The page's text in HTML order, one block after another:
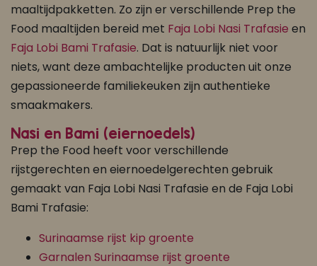
maaltijdpakketten. Zo zijn er verschillende Prep the
Food maaltijden bereid met Faja Lobi Nasi Trafasie en
Faja Lobi Bami Trafasie. Dat is natuurlijk niet voor
niets, want deze ambachtelijke producten uit onze
gepassioneerde familiekeuken zijn authentieke
smaakmakers.
Nasi en Bami (eiernoedels)
Prep the Food heeft voor verschillende
rijstgerechten en eiernoedelgerechten gebruik
gemaakt van Faja Lobi Nasi Trafasie en de Faja Lobi
Bami Trafasie:
Surinaamse rijst kip groente
Garnalen Surinaamse rijst groente